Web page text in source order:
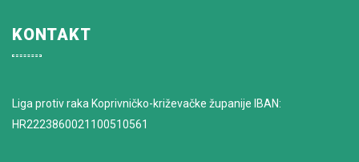
KONTAKT
Liga protiv raka Koprivničko-križevačke županije IBAN:
HR2223860021100510561